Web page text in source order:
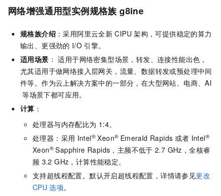
网络增强通用型实例规格族 g8ine
规格族介绍 ：采用阿里云全新 CIPU 架构，可提供稳定的算力
输出、更强劲的 I/O 引擎。
适用场景 ： 适用于网络密集型场景，转发、连接性能出色，
尤其适用于做网络接入层网关，流量、数据转发或预处理中间
件等。作为云上解决方案中的一部分，在大型网站、电商、AI
等场景下都可应用。
计算 ：
处理器与内存配比为 1:4。
处理器：采用 Intel®Xeon® Emerald Rapids 或者 Intel®
Xeon® Sapphire Rapids，主频不低于 2.7 GHz，全核睿
频 3.2 GHz，计算性能稳定。
支持超线程配置。默认开启超线程配置，详情请参见更改
CPU 选项。